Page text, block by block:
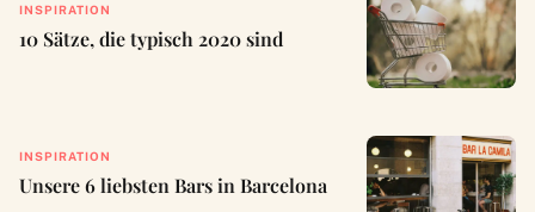
INSPIRATION
10 Sätze, die typisch 2020 sind
INSPIRATION
Unsere 6 liebsten Bars in Barcelona